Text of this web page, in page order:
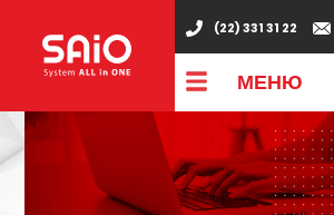
(22) 331 31 22
МЕНЮ